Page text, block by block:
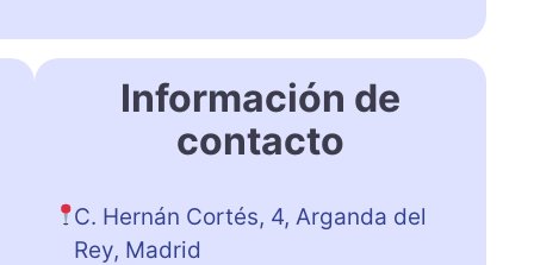
Información de
contacto
C. Hernán Cortés, 4, Arganda del
Rey, Madrid